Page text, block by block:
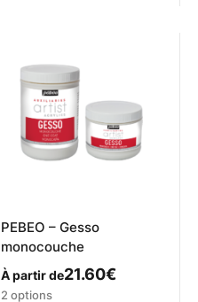
PEBEO – Gesso
monocouche
À partir de21.60€
Ce
2 options